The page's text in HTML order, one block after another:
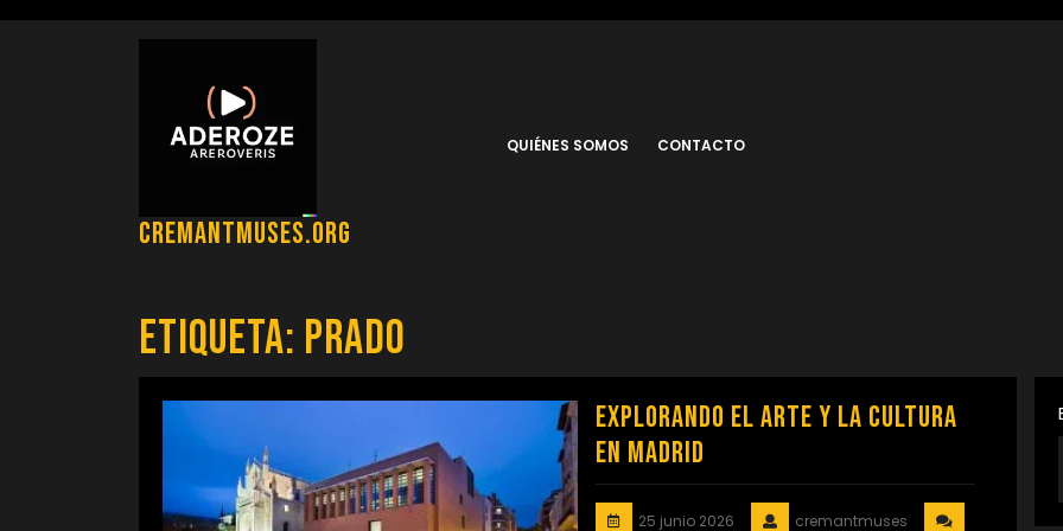
cremantmuses.org
QUIÉNES SOMOS CONTACTO
Etiqueta: prado
Explorando el Arte y la Cultura
en Madrid
25 junio 2026
cremantmuses